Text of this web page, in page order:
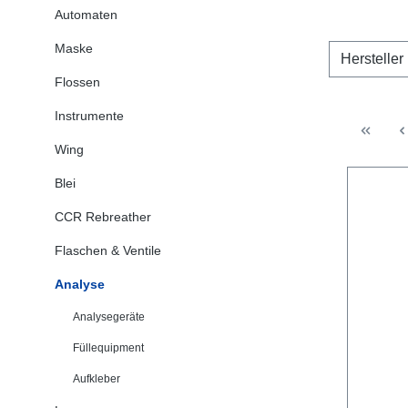
Automaten
Maske
Flossen
Instrumente
Wing
Blei
CCR Rebreather
Flaschen & Ventile
Analyse
Analysegeräte
Füllequipment
Aufkleber
Hersteller